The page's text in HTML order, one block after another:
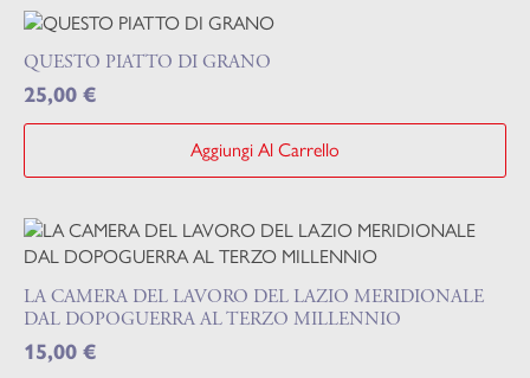
QUESTO PIATTO DI GRANO
25,00 €
Aggiungi Al Carrello
LA CAMERA DEL LAVORO DEL LAZIO MERIDIONALE
DAL DOPOGUERRA AL TERZO MILLENNIO
15,00 €